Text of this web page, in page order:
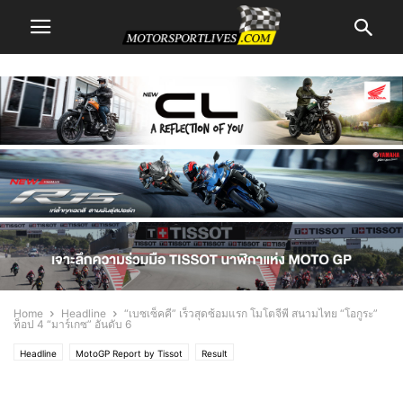
Home Headline
“เบซเซ็คคี” เร็วสุดซ้อมแรก โมโตจีพี สนามไทย “โอกูระ”
ท็อป 4 “มาร์เกซ” อันดับ 6
Headline MotoGP Report by Tissot Result